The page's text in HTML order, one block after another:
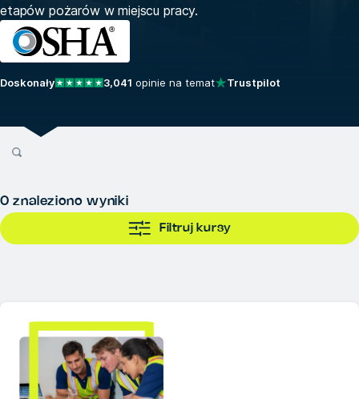
etapów pożarów w miejscu pracy.
Doskonały 3,041 opinie na temat Trustpilot
0 znaleziono wyniki
Filtruj kursy